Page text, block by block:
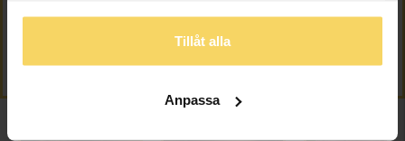
Tillåt alla
Anpassa
Diamantring i 18K guld
Diamanthänge i 18K guld